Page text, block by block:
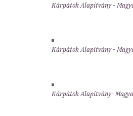
Kárpátok Alapítvány -
Kárpátok Alapítvány -
Kárpátok Alapítvány-